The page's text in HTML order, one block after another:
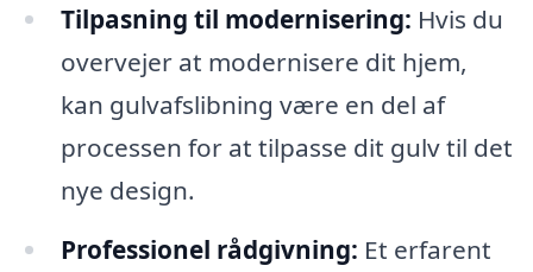
Tilpasning til modernisering: Hvis du
overvejer at modernisere dit hjem,
kan gulvafslibning være en del af
processen for at tilpasse dit gulv til det
nye design.
Professionel rådgivning: Et erfarent